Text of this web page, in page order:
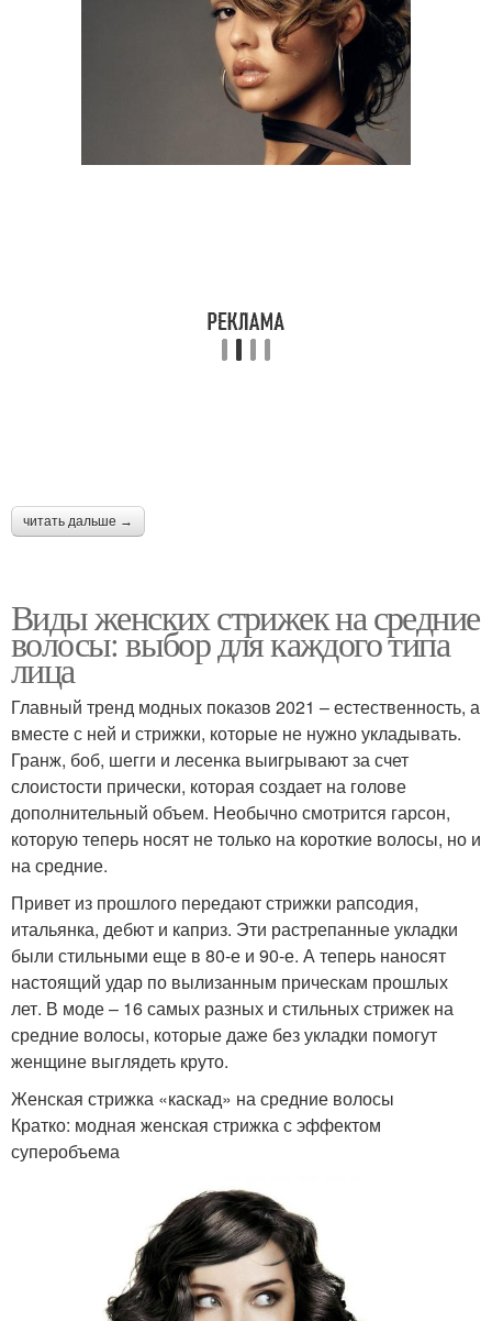
читать дальше →
Виды женских стрижек на средние
волосы: выбор для каждого типа
лица
Главный тренд модных показов 2021 – естественность, а
вместе с ней и стрижки, которые не нужно укладывать.
Гранж, боб, шегги и лесенка выигрывают за счет
слоистости прически, которая создает на голове
дополнительный объем. Необычно смотрится гарсон,
которую теперь носят не только на короткие волосы, но и
на средние.
Привет из прошлого передают стрижки рапсодия,
итальянка, дебют и каприз. Эти растрепанные укладки
были стильными еще в 80-е и 90-е. А теперь наносят
настоящий удар по вылизанным прическам прошлых
лет. В моде – 16 самых разных и стильных стрижек на
средние волосы, которые даже без укладки помогут
женщине выглядеть круто.
Женская стрижка «каскад» на средние волосы
Кратко: модная женская стрижка с эффектом
суперобъема